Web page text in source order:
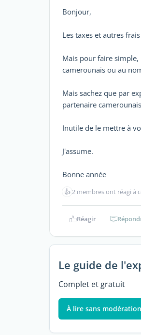
Bonjour,
Les taxes et autres
Mais pour faire
camerounais ou au
Mais sachez que par
partenaire
Inutile de le mettre à
J'assume.
Bonne année
👍2 membres ont réagi à
Réagir
Le guide de
Complet et gratuit
À lire sans modération